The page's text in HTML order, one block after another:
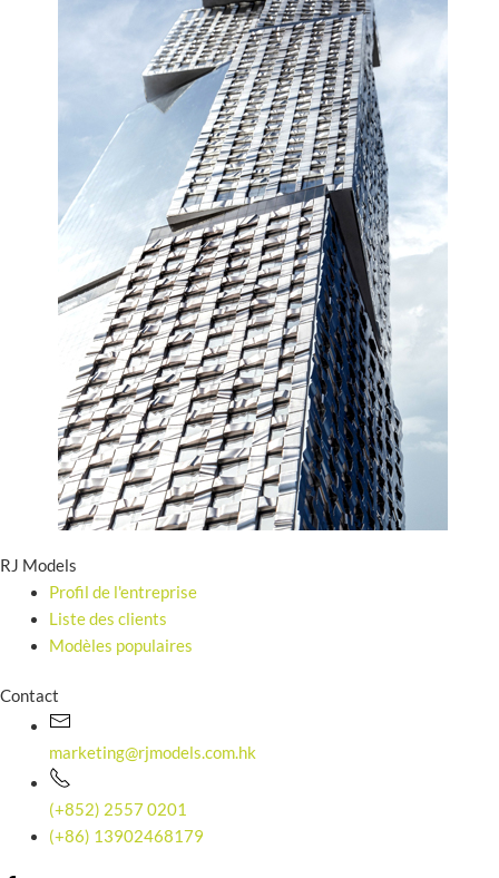
RJ Models
Profil de l'entreprise
Liste des clients
Modèles populaires
Contact
marketing@rjmodels.com.hk
(+852) 2557 0201
(+86) 13902468179